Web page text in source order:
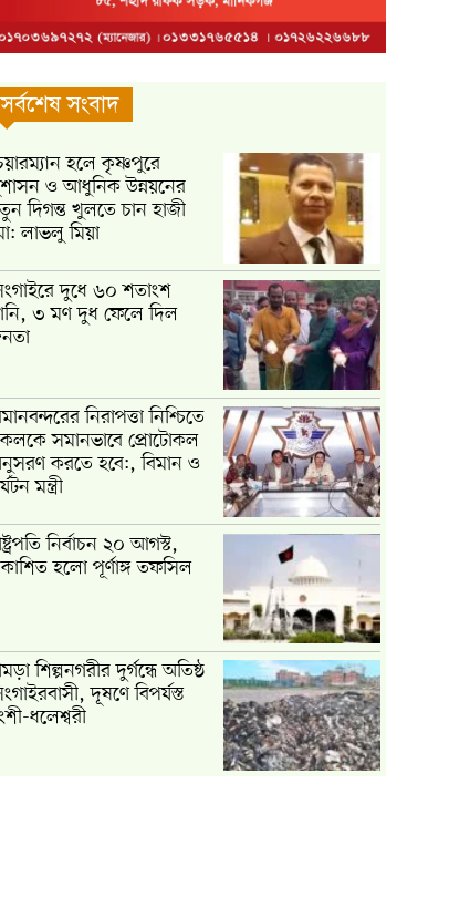
সর্বশেষ সংবাদ
হলে কৃষ্ণপুরে
ও আধুনিক উন্নয়নের
দিগন্ত খুলতে চান হাজী
লাভলু মিয়া
দুধে ৬০ শতাংশ
৩ মণ দুধ ফেলে দিল
নিরাপত্তা নিশ্চিতে
সমানভাবে প্রোটোকল
করতে হবে:, বিমান ও
মন্ত্রী
নির্বাচন ২০ আগস্ট,
হলো পূর্ণাঙ্গ তফসিল
শিল্পনগরীর দুর্গন্ধে অতিষ্ঠ
দূষণে বিপর্যস্ত
ধলেশ্বরী